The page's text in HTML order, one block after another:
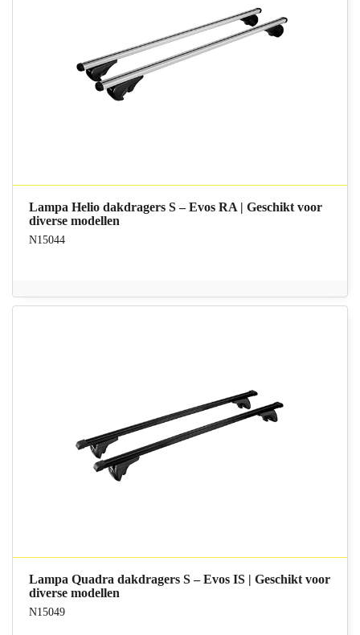
Lampa Helio dakdragers S – Evos RA | Geschikt voor
diverse modellen
N15044
Lampa Quadra dakdragers S – Evos IS | Geschikt voor
diverse modellen
N15049